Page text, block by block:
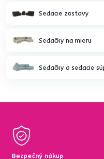
Sedacie zostavy
Sedačky na mieru
Sedačky a sedacie
Bezpečný nákup